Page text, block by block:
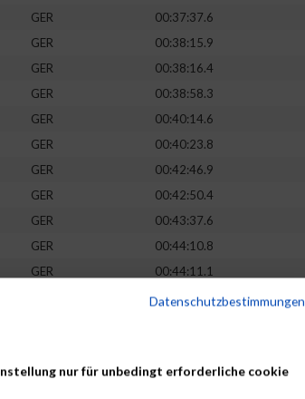
GER
00:37:37.6
GER
00:38:15.9
GER
00:38:16.4
GER
00:38:58.3
GER 00:40:14.6
GER
00:40:23.8
GER
00:42:46.9
GER
00:42:50.4
GER
00:43:37.6
GER 00:44:10.8
GER
00:44:11.1
00:44:14.8
GER 00:51:06.4
Datenschutzbestimmungen
nur für unbedingt erforderliche cookie